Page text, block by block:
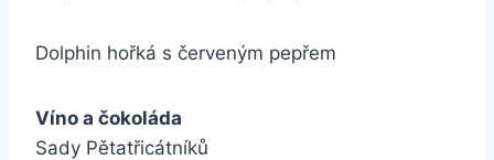
Dolphin hořká s červeným pepřem
Víno a čokoláda
Sady Pětatřicátníků